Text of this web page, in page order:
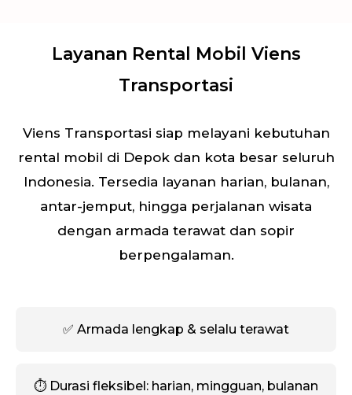
Layanan Rental Mobil Viens
Transportasi
Viens Transportasi siap melayani kebutuhan
rental mobil di Depok dan kota besar seluruh
Indonesia. Tersedia layanan harian, bulanan,
antar-jemput, hingga perjalanan wisata
dengan armada terawat dan sopir
berpengalaman.
✅ Armada lengkap & selalu terawat
⏱️ Durasi fleksibel: harian, mingguan, bulanan